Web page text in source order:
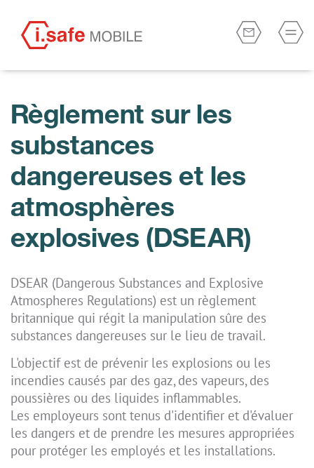
Règlement sur les
substances
dangereuses et les
atmosphères
explosives (DSEAR)
DSEAR (Dangerous Substances and Explosive
Atmospheres Regulations) est un règlement
britannique qui régit la manipulation sûre des
substances dangereuses sur le lieu de travail.
L'objectif est de prévenir les explosions ou les
incendies causés par des gaz, des vapeurs, des
poussières ou des liquides inflammables.
Les employeurs sont tenus d'identifier et d'évaluer
les dangers et de prendre les mesures appropriées
pour protéger les employés et les installations.